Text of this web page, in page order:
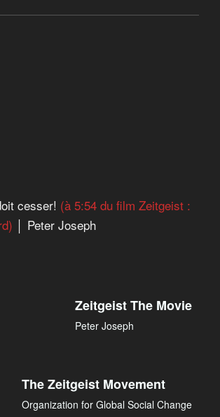
cesser! (à 5:54 du film Zeitgeist :
│ Peter Joseph
Zeitgeist The Movie
Peter Joseph
The Zeitgeist Movement
Organization for Global Social Change